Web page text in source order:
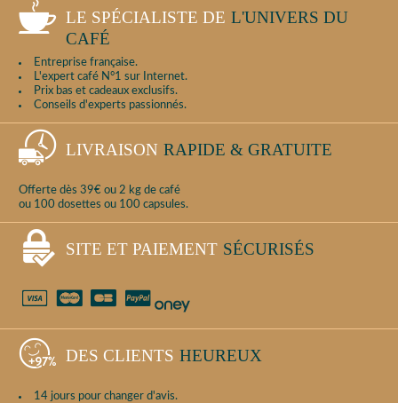
LE SPÉCIALISTE DE L'UNIVERS DU
CAFÉ
Entreprise française.
L'expert café N°1 sur Internet.
Prix bas et cadeaux exclusifs.
Conseils d'experts passionnés.
LIVRAISON RAPIDE & GRATUITE
Offerte dès 39€ ou 2 kg de café
ou 100 dosettes ou 100 capsules.
SITE ET PAIEMENT SÉCURISÉS
DES CLIENTS HEUREUX
14 jours pour changer d'avis.